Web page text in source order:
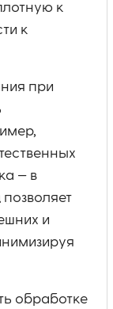
к
к
при
— в
и
обработке